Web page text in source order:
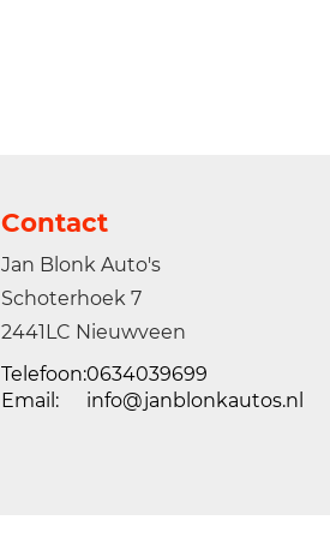
Contact
Jan Blonk Auto's
Schoterhoek 7
2441LC Nieuwveen
Telefoon:0634039699
Email:
info@janblonkautos.nl